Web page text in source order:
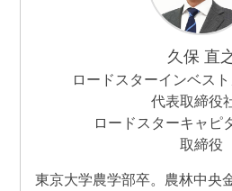
久保 直
ロードスターインベス
代表取締役
ロードスターキャピ
取締役
東京大学農学部卒。農林中央